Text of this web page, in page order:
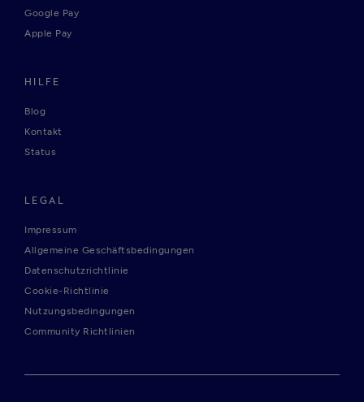
Google Pay
Apple Pay
HILFE
Blog
Kontakt
Status
LEGAL
Impressum
Allgemeine Geschäftsbedingungen
Datenschutzrichtlinie
Cookie-Richtlinie
Nutzungsbedingungen
Community Richtlinien